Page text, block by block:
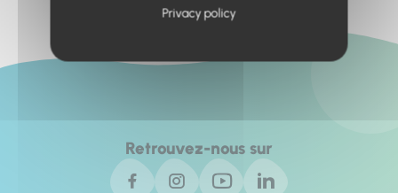
Retrouvez-nous sur
Privacy policy